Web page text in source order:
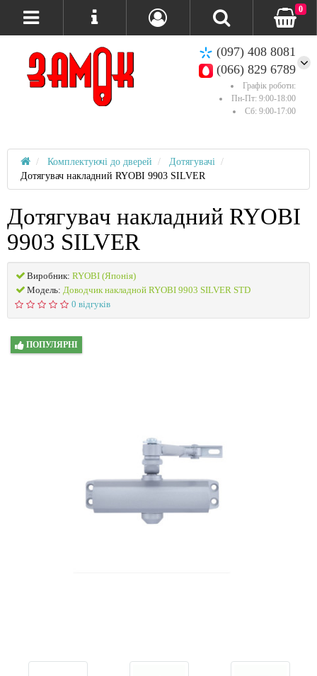
(097) 408 8081
(066) 829 6789
Графік роботи:
Пн-Пт: 9:00-18:00
Сб: 9:00-17:00
0
Комплектуючі до дверей
Дотягувачі
Дотягувач накладний RYOBI 9903 SILVER
Дотягувач накладний RYOBI
9903 SILVER
Виробник: RYOBI (Японія)
Модель: Доводчик накладной RYOBI 9903 SILVER STD
0 відгуків
ПОПУЛЯРНІ